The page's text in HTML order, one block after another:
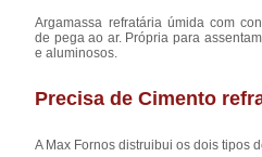
Argamassa refratária úmida com
de pega ao ar. Própria para
e aluminosos.
Precisa de Cimento
A Max Fornos distruibui os dois tipos